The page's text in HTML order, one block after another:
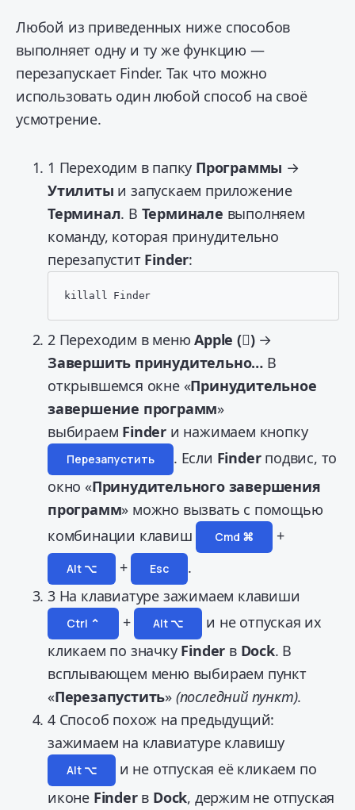
Любой из приведенных ниже способов
выполняет одну и ту же функцию —
перезапускает Finder. Так что можно
использовать один любой способ на своё
усмотрение.
1 Переходим в папку Программы →
Утилиты и запускаем приложение
Терминал. В Терминале выполняем
команду, которая принудительно
перезапустит Finder:
killall Finder
2Переходим в менюApple ()→
Завершить принудительно… В
открывшемся окне «Принудительное
завершение программ»
выбираем Finder и нажимаем кнопку
Перезапустить . Если Finderподвис, то
окно «Принудительного завершения
программ» можно вызвать с помощью
комбинации клавиш
Cmd ⌘ +
Alt ⌥ + Esc
.
3На клавиатуре зажимаем клавиши
Ctrl ⌃ + Alt ⌥
и не отпуская их
кликаем по значку Finder в Dock. В
всплывающем меню выбираем пункт
«Перезапустить» (последний пункт).
4Способ похож на предыдущий:
зажимаем на клавиатуре клавишу
Alt ⌥
и не отпуская её кликаем по
иконе Finderв Dock, держим не отпуская